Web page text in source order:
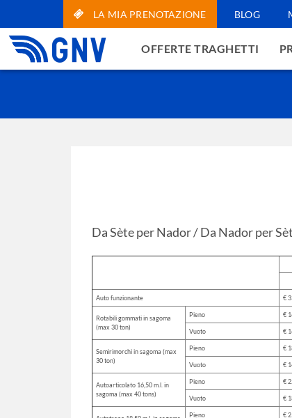
LA MIA PRENOTAZIONE BLOG
OFFERTE TRAGHETTI
Da Sète per Nador / Da Nador per
Auto funzionante €
Rotabili gommati in sagoma
(max 30 ton)
Pieno €
Vuoto €
Semirimorchi in sagoma (max
30 ton)
Pieno €
Vuoto €
Autoarticolato 16,50 m.l. in
sagoma (max 40 tons)
Pieno €
Vuoto €
Pieno €